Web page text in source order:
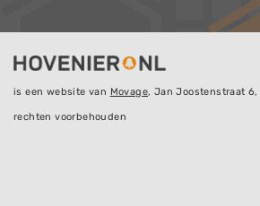
is een website van Movage, Jan Joostenstraat 6,
rechten voorbehouden